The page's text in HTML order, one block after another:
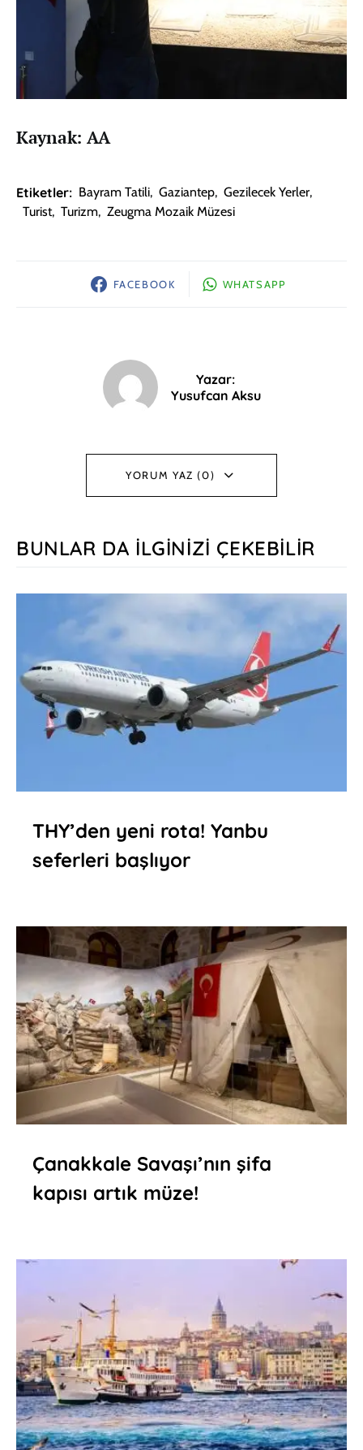
Kaynak: AA
Etiketler: Bayram Tatili, Gaziantep, Gezilecek Yerler,
Turist, Turizm, Zeugma Mozaik Müzesi
FACEBOOK WHATSAPP
Yazar:
Yusufcan Aksu
YORUM YAZ (0)
BUNLAR DA İLGINIZI ÇEKEBILIR
THY’den yeni rota! Yanbu
seferleri başlıyor
Çanakkale Savaşı’nın şifa
kapısı artık müze!